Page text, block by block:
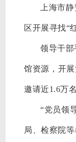
上海市
区开展寻找“
领导干
馆资源，开
邀请近1.6万
“党员领
局、检察院